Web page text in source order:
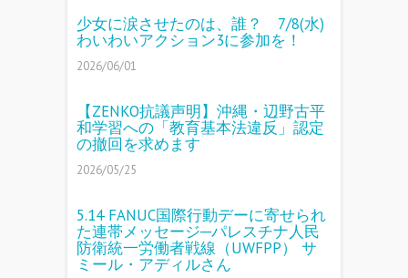
少女に涙させたのは、誰？ 7/8(水)
わいわいアクション3に参加を！
2026/06/01
【ZENKO抗議声明】沖縄・辺野古平
和学習への「教育基本法違反」認定
の撤回を求めます
2026/05/25
5.14 FANUC国際行動デーに寄せられ
た連帯メッセージ─パレスチナ人民
防衛統一労働者戦線（UWFPP） サ
ミール・アディルさん